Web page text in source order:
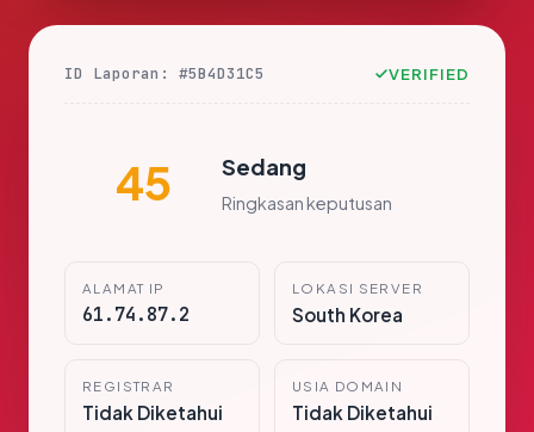
ID Laporan: #5B4D31C5 VERIFIED
45 Sedang
Ringkasan keputusan
ALAMAT IP
61.74.87.2
LOKASI SERVER
South Korea
REGISTRAR
Tidak Diketahui
USIA DOMAIN
Tidak Diketahui